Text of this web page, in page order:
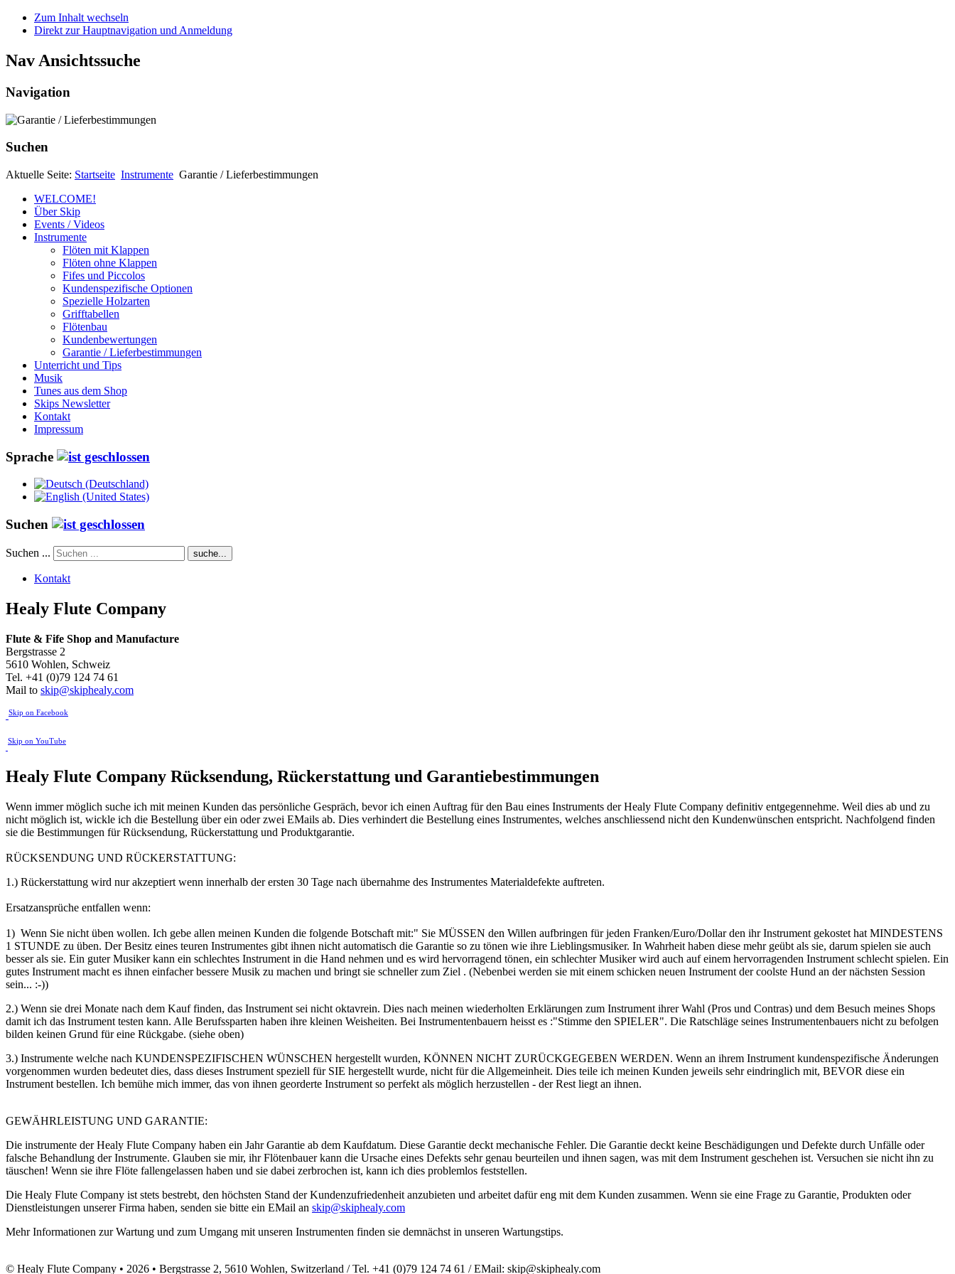
Zum Inhalt wechseln
Direkt zur Hauptnavigation und Anmeldung
Nav Ansichtssuche
Navigation
Suchen
Aktuelle Seite: Startseite Instrumente Garantie / Lieferbestimmungen
WELCOME!
Über Skip
Events / Videos
Instrumente
Flöten mit Klappen
Flöten ohne Klappen
Fifes und Piccolos
Kundenspezifische Optionen
Spezielle Holzarten
Grifftabellen
Flötenbau
Kundenbewertungen
Garantie / Lieferbestimmungen
Unterricht und Tips
Musik
Tunes aus dem Shop
Skips Newsletter
Kontakt
Impressum
Sprache
Suchen
Suchen ... suche...
Kontakt
Healy Flute Company
Flute & Fife Shop and Manufacture
Bergstrasse 2
5610 Wohlen, Schweiz
Tel. +41 (0)79 124 74 61
Mail to skip@skiphealy.com
Skip on Facebook
Skip on YouTube
Healy Flute Company Rücksendung, Rückerstattung und Garantiebestimmungen
Wenn immer möglich suche ich mit meinen Kunden das persönliche Gespräch, bevor ich einen Auftrag für den Bau eines Instruments der Healy Flute Company definitiv entgegennehme. Weil dies ab und zu
nicht möglich ist, wickle ich die Bestellung über ein oder zwei EMails ab. Dies verhindert die Bestellung eines Instrumentes, welches anschliessend nicht den Kundenwünschen entspricht. Nachfolgend finden
sie die Bestimmungen für Rücksendung, Rückerstattung und Produktgarantie.
RÜCKSENDUNG UND RÜCKERSTATTUNG:
1.) Rückerstattung wird nur akzeptiert wenn innerhalb der ersten 30 Tage nach übernahme des Instrumentes Materialdefekte auftreten.
Ersatzansprüche entfallen wenn:
1) Wenn Sie nicht üben wollen. Ich gebe allen meinen Kunden die folgende Botschaft mit:" Sie MÜSSEN den Willen aufbringen für jeden Franken/Euro/Dollar den ihr Instrument gekostet hat MINDESTENS
1 STUNDE zu üben. Der Besitz eines teuren Instrumentes gibt ihnen nicht automatisch die Garantie so zu tönen wie ihre Lieblingsmusiker. In Wahrheit haben diese mehr geübt als sie, darum spielen sie auch
besser als sie. Ein guter Musiker kann ein schlechtes Instrument in die Hand nehmen und es wird hervorragend tönen, ein schlechter Musiker wird auch auf einem hervorragenden Instrument schlecht spielen. Ein
gutes Instrument macht es ihnen einfacher bessere Musik zu machen und bringt sie schneller zum Ziel . (Nebenbei werden sie mit einem schicken neuen Instrument der coolste Hund an der nächsten Session
sein... :-))
2.) Wenn sie drei Monate nach dem Kauf finden, das Instrument sei nicht oktavrein. Dies nach meinen wiederholten Erklärungen zum Instrument ihrer Wahl (Pros und Contras) und dem Besuch meines Shops
damit ich das Instrument testen kann. Alle Berufssparten haben ihre kleinen Weisheiten. Bei Instrumentenbauern heisst es :"Stimme den SPIELER". Die Ratschläge seines Instrumentenbauers nicht zu befolgen
bilden keinen Grund für eine Rückgabe. (siehe oben)
3.) Instrumente welche nach KUNDENSPEZIFISCHEN WÜNSCHEN hergestellt wurden, KÖNNEN NICHT ZURÜCKGEGEBEN WERDEN. Wenn an ihrem Instrument kundenspezifische Änderungen
vorgenommen wurden bedeutet dies, dass dieses Instrument speziell für SIE hergestellt wurde, nicht für die Allgemeinheit. Dies teile ich meinen Kunden jeweils sehr eindringlich mit, BEVOR diese ein
Instrument bestellen. Ich bemühe mich immer, das von ihnen georderte Instrument so perfekt als möglich herzustellen - der Rest liegt an ihnen.
GEWÄHRLEISTUNG UND GARANTIE:
Die instrumente der Healy Flute Company haben ein Jahr Garantie ab dem Kaufdatum. Diese Garantie deckt mechanische Fehler. Die Garantie deckt keine Beschädigungen und Defekte durch Unfälle oder
falsche Behandlung der Instrumente. Glauben sie mir, ihr Flötenbauer kann die Ursache eines Defekts sehr genau beurteilen und ihnen sagen, was mit dem Instrument geschehen ist. Versuchen sie nicht ihn zu
täuschen! Wenn sie ihre Flöte fallengelassen haben und sie dabei zerbrochen ist, kann ich dies problemlos feststellen.
Die Healy Flute Company ist stets bestrebt, den höchsten Stand der Kundenzufriedenheit anzubieten und arbeitet dafür eng mit dem Kunden zusammen. Wenn sie eine Frage zu Garantie, Produkten oder
Dienstleistungen unserer Firma haben, senden sie bitte ein EMail an skip@skiphealy.com
Mehr Informationen zur Wartung und zum Umgang mit unseren Instrumenten finden sie demnächst in unseren Wartungstips.
© Healy Flute Company • 2026 • Bergstrasse 2, 5610 Wohlen, Switzerland / Tel. +41 (0)79 124 74 61 / EMail: skip@skiphealy.com